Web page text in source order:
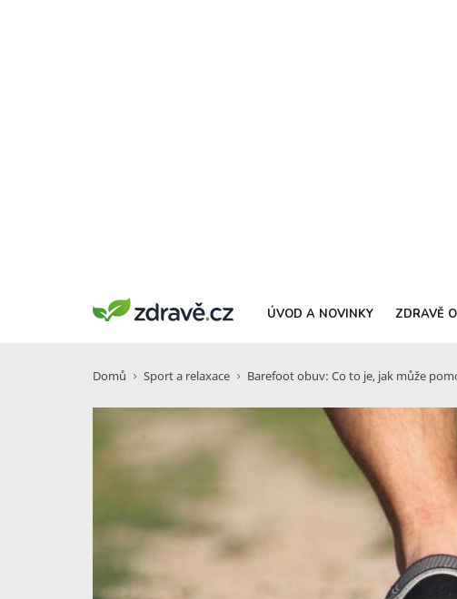
ÚVOD A NOVINKY ZDRAVĚ
Domů Sport a relaxace Barefoot obuv: Co to je, jak může